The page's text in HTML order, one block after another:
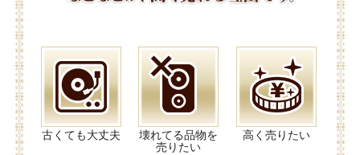
古くても大丈夫
壊れてる品物を
売りたい
高く売りたい